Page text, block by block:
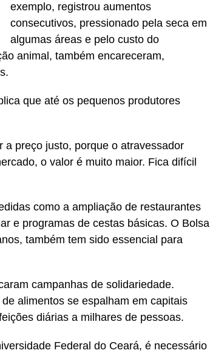
exemplo, registrou aumentos
consecutivos, pressionado pela seca em
algumas áreas e pelo custo do
animal, também encareceram,
que até os pequenos produtores
a preço justo, porque o atravessador
o valor é muito maior. Fica difícil
como a ampliação de restaurantes
e programas de cestas básicas. O Bolsa
também tem sido essencial para
campanhas de solidariedade.
alimentos se espalham em capitais
diárias a milhares de pessoas.
Federal do Ceará, é necessário